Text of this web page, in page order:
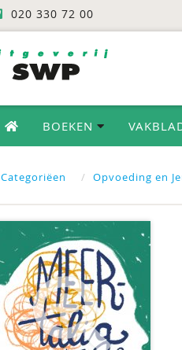
020 330 72 00
BOEKEN
Categoriëen Opvoeding en